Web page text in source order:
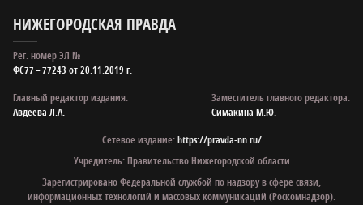
НИЖЕГОРОДСКАЯ ПРАВДА
Рег. номер ЭЛ №
ФС77 – 77243 от 20.11.2019 г.
Главный редактор издания:
Авдеева Л.А.
Заместитель главного редактора:
Симакина М.Ю.
Сетевое издание:https://pravda-nn.ru/
Учредитель: Правительство Нижегородской области
Зарегистрировано Федеральной службой по надзору в сфере связи,
информационных технологий и массовых коммуникаций (Роскомнадзор).